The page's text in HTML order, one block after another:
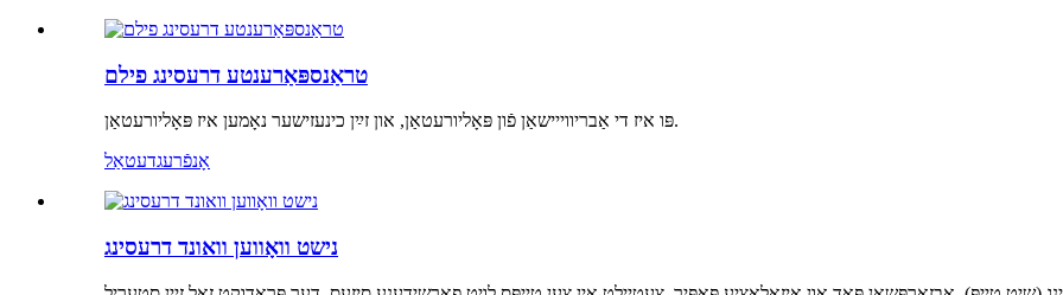
טראַנספּאַרענטע דרעסינג פילם
פּו איז די אַבריווייישאַן פֿון פּאָליורעטאַן, און זײַן כינעזישער נאָמען איז פּאָליורעטאַן.
אָנפֿרעגדעטאַל
נישט וואָווען וואונד דרעסינג